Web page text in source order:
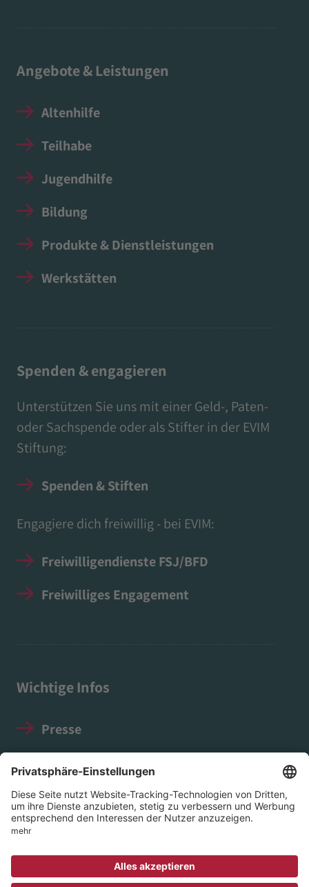
Angebote & Leistungen
Altenhilfe
Teilhabe
Jugendhilfe
Bildung
Produkte & Dienstleistungen
Werkstätten
Spenden & engagieren
Unterstützen Sie uns mit einer Geld-, Paten-
oder Sachspende oder als Stifter in der EVIM
Stiftung:
Spenden & Stiften
Engagiere dich freiwillig - bei EVIM:
Freiwilligendienste FSJ/BFD
Freiwilliges Engagement
Wichtige Infos
Presse
Impressum
Datenschutz
© 2026 EVIM - Evangelischer Verein für Innere